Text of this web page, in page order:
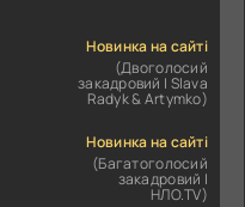
Новинка на сайті
(Двоголосий
закадровий | Slava
Radyk & Artymko)
Новинка на сайті
(Багатоголосий
закадровий |
НЛО.TV)